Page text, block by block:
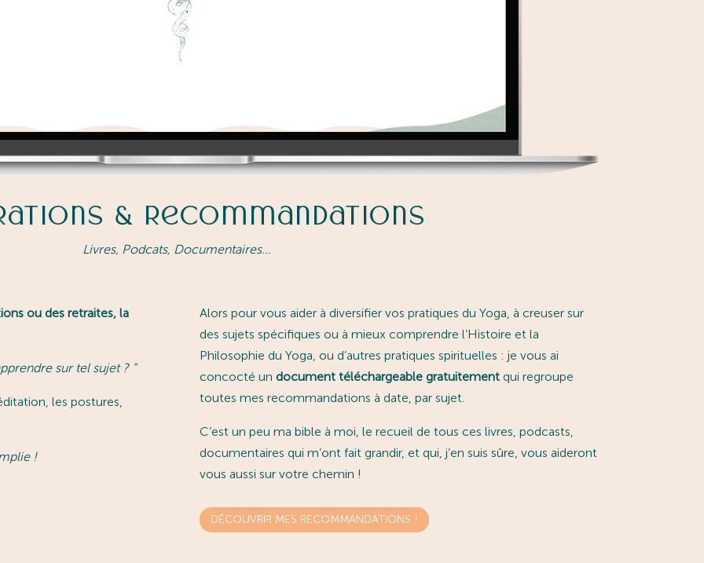
& Recommandations
Livres, Podcats, Documentaires…
ou des retraites, la
sur tel sujet ? ”
les postures,
!
Alors pour vous aider à diversifier vos pratiques du Yoga, à creuser sur
des sujets spécifiques ou à mieux comprendre l’Histoire et la
Philosophie du Yoga, ou d’autres pratiques spirituelles : je vous ai
concocté un document téléchargeable gratuitementqui regroupe
toutes mes recommandations à date, par sujet.
C’est un peu ma bible à moi, le recueil de tous ces livres, podcasts,
documentaires qui m’ont fait grandir, et qui, j’en suis sûre, vous aideront
vous aussi sur votre chemin !
DÉCOUVRIR MES RECOMMANDATIONS !